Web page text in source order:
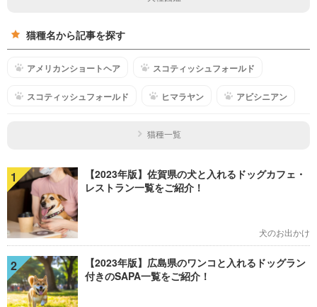
猫種名から記事を探す
アメリカンショートヘア スコティッシュフォールド
スコティッシュフォールド ヒマラヤン アビシニアン
猫種一覧
1
【2023年版】佐賀県の犬と入れるドッグカフェ・
レストラン一覧をご紹介！
犬のお出かけ
2
【2023年版】広島県のワンコと入れるドッグラン
付きのSAPA一覧をご紹介！